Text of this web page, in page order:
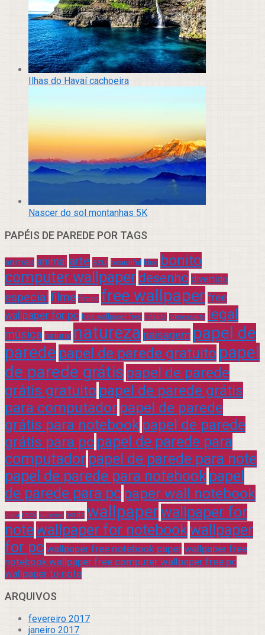
Ilhas do Havaí cachoeira
Nascer do sol montanhas 5K
PAPÉIS DE PAREDE POR TAGS
animais animal arte azul beautiful blue bonito
computer wallpaper desenho divertido
especial filme filmes free wallpaper free
wallpaper for pc free wallpaper free infantil interessante legal
música natural natureza paisagem papel de
parede papel de parede gratuito papel
de parede grátis papel de parede
grátis gratuito papel de parede grátis
para computador papel de parede
grátis para notebook papel de parede
grátis para pc papel de parede para
computador papel de parede para note
papel de parede para notebook papel
de parede para pc paper wall notebook
praia rock sucesso verde wallpaperwallpaper for
notewallpaper for notebookwallpaper
for pc wallpaper free notebook paper wallpaper free
notebook wallpaper free computer wallpaper free pc
wallpaper to note
ARQUIVOS
fevereiro 2017
janeiro 2017